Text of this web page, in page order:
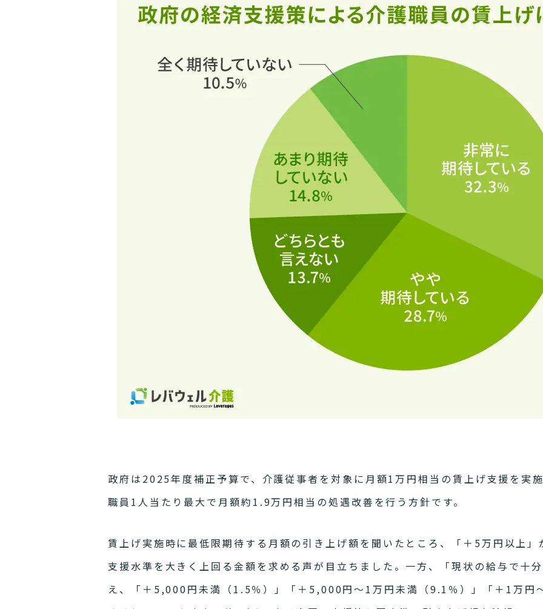
政府は2025年度補正予算で、介護従事者を対象に月額1万円相当の賃上げ支援を実
職員1人当たり最大で月額約1.9万円相当の処遇改善を行う方針です。
賃上げ実施時に最低限期待する月額の引き上げ額を聞いたところ、「＋5万円以上
支援水準を大きく上回る金額を求める声が目立ちました。一方、「現状の給与で十
え、「＋5,000円未満（1.5％）」「＋5,000円～1万円未満（9.1％）」「＋1万円